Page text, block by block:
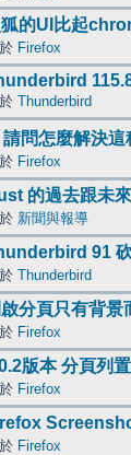
的UI比起
Firefox
Thunderbird
請問怎麼解決這
Firefox
的過去跟未來
新聞與報導
91
Thunderbird
啟分頁只有背景
Firefox
版本 分頁列
Firefox
Firefox